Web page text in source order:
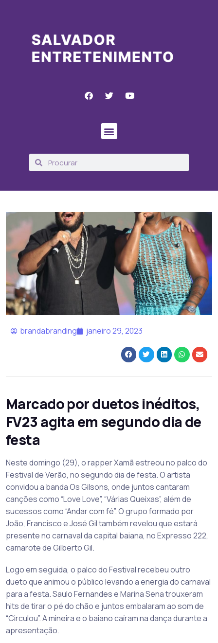
brandabranding janeiro 29, 2023
Marcado por duetos inéditos,
FV23 agita em segundo dia de
festa
Neste domingo (29), o rapper Xamã estreou no palco do
Festival de Verão, no segundo dia de festa. O artista
convidou a banda Os Gilsons, onde juntos cantaram
canções como “Love Love”, “Várias Queixas”, além de
sucessos como “Andar com fé”. O grupo formado por
João, Francisco e José Gil também revelou que estará
presente no carnaval da capital baiana, no Expresso 222,
camarote de Gilberto Gil.
Logo em seguida, o palco do Festival recebeu outro
dueto que animou o público levando a energia do carnaval
para a festa. Saulo Fernandes e Marina Sena trouxeram
hits de tirar o pé do chão e juntos embalaram ao som de
“Circulou”. A mineira e o baiano caíram na dança durante a
apresentação.